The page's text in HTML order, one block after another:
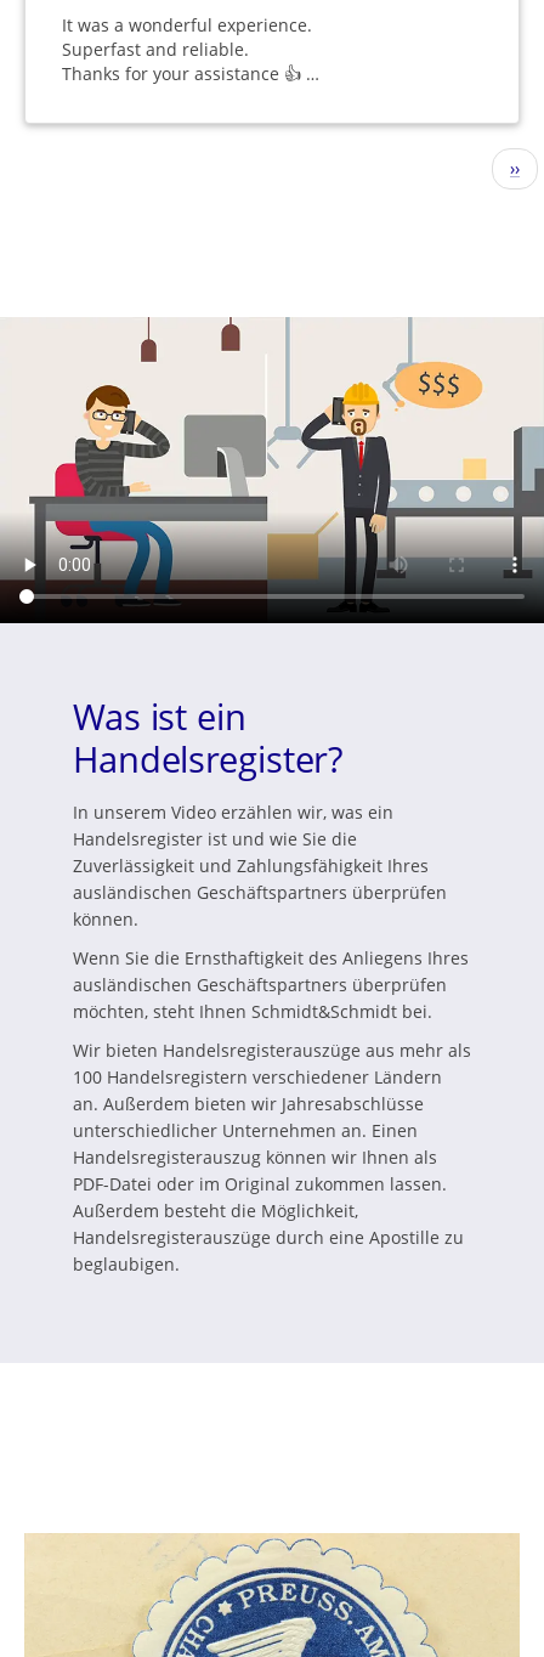
It was a wonderful experience.
Superfast and reliable.
Thanks for your assistance 👍 …
››
Was ist ein
Handelsregister?
In unserem Video erzählen wir, was ein
Handelsregister ist und wie Sie die
Zuverlässigkeit und Zahlungsfähigkeit Ihres
ausländischen Geschäftspartners überprüfen
können.
Wenn Sie die Ernsthaftigkeit des Anliegens Ihres
ausländischen Geschäftspartners überprüfen
möchten, steht Ihnen Schmidt&Schmidt bei.
Wir bieten Handelsregisterauszüge aus mehr als
100 Handelsregistern verschiedener Ländern
an. Außerdem bieten wir Jahresabschlüsse
unterschiedlicher Unternehmen an. Einen
Handelsregisterauszug können wir Ihnen als
PDF-Datei oder im Original zukommen lassen.
Außerdem besteht die Möglichkeit,
Handelsregisterauszüge durch eine Apostille zu
beglaubigen.